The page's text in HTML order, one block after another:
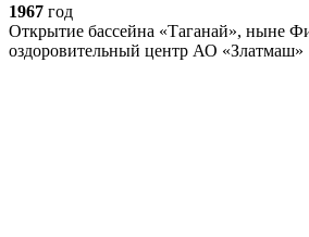
1967 год
Открытие бассейна «Таганай», ныне
оздоровительный центр АО «Златмаш»